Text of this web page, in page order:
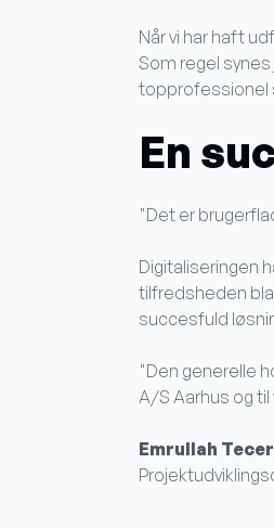
Når vi har haft
Som regel
topprofessionel
En
"Det er
Digitaliseringen
tilfredsheden
succesfuld
"Den generelle
A/S Aarhus og
Emrullah Tecer